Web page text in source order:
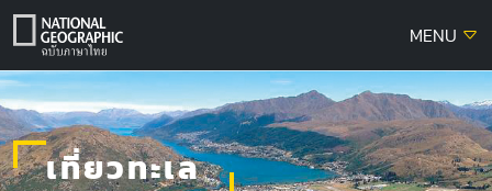
Skip
MENU
เที่ยวทะเล